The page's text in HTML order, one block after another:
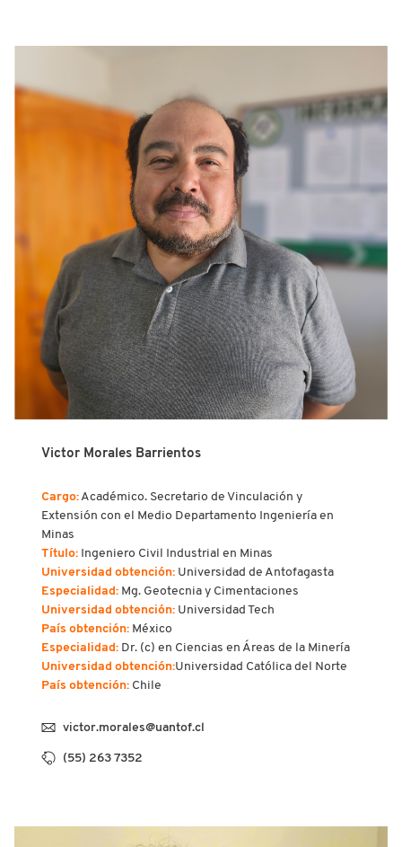
Victor Morales Barrientos
Cargo: Académico. Secretario de Vinculación y
Extensión con el Medio Departamento Ingeniería en
Minas
Título: Ingeniero Civil Industrial en Minas
Universidad obtención: Universidad de Antofagasta
Especialidad: Mg. Geotecnia y Cimentaciones
Universidad obtención: Universidad Tech
País obtención: México
Especialidad: Dr. (c) en Ciencias en Áreas de la Minería
Universidad obtención:Universidad Católica del Norte
País obtención: Chile
victor.morales@uantof.cl
(55) 263 7352